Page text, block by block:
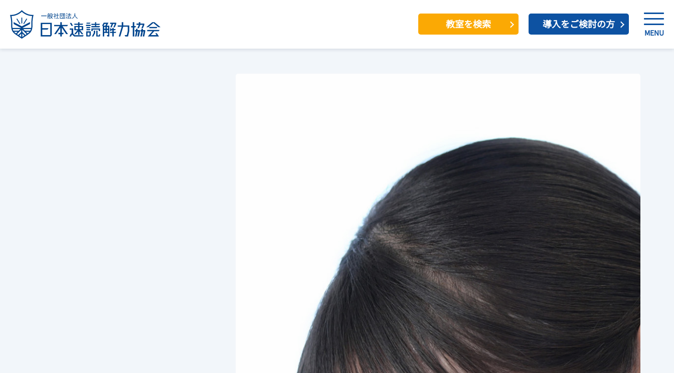
教室を検索 導入をご検討の方
MENU